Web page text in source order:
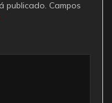
publicado. Campos